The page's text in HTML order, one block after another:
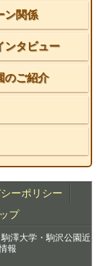
ン関係
ンタビュー
のご紹介
ーポリシー
プ
澤大学・駒沢公園近
報